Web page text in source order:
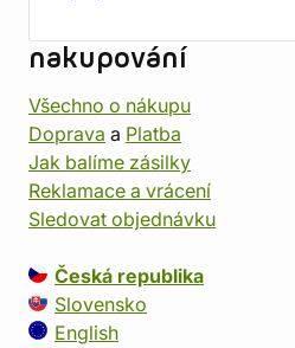
nakupování
Všechno o nákupu
Doprava a Platba
Jak balíme zásilky
Reklamace a vrácení
Sledovat objednávku
Česká republika
Slovensko
English